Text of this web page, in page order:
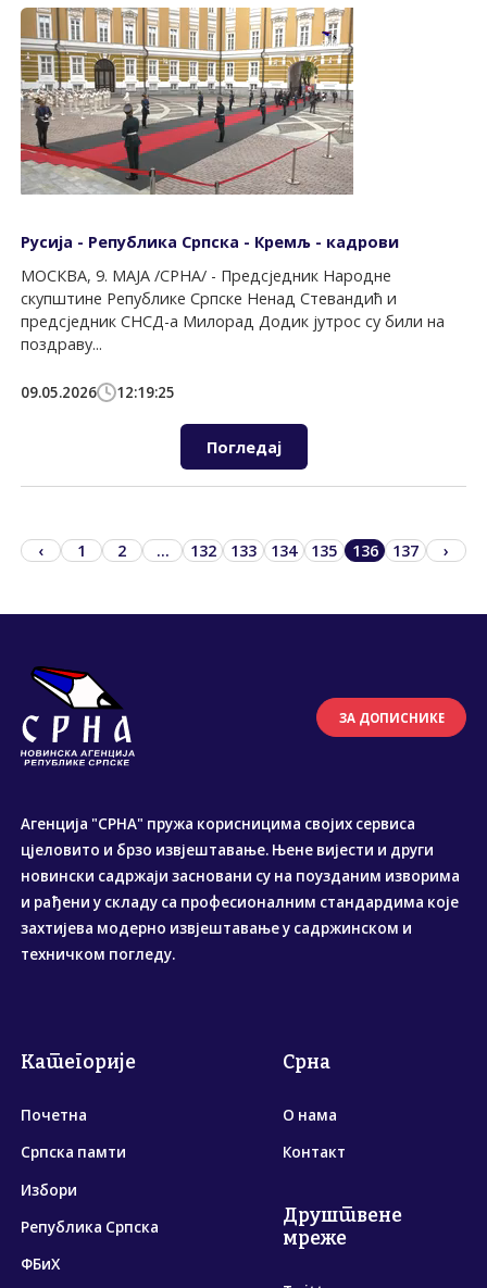
Русија - Република Српска - Кремљ - кадрови
МОСКВА, 9. МАЈА /СРНА/ - Предсједник Народне
скупштине Републике Српске Ненад Стевандић и
предсједник СНСД-а Милорад Додик јутрос су били на
поздраву...
09.05.2026 12:19:25
Погледај
‹ 1 2 ... 132 133 134 135 136 137 ›
ЗА ДОПИСНИКЕ
Агенција "СРНА" пружа корисницима својих сервиса
цјеловито и брзо извјештавање. Њене вијести и други
новински садржаји засновани су на поузданим изворима
и рађени у складу са професионалним стандардима које
захтијева модерно извјештавање у садржинском и
техничком погледу.
Категорије
Почетна
Српска памти
Избори
Република Српска
ФБиХ
Срна
О нама
Контакт
Друштвене
мреже